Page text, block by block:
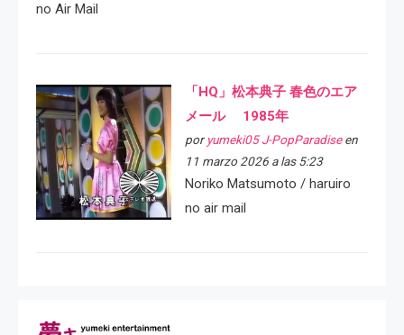
no Air Mail
「HQ」松本典子 春色のエア
メール 1985年
por yumeki05 J-PopParadiseen
11 marzo 2026 a las 5:23
Noriko Matsumoto / haruiro
no air mail